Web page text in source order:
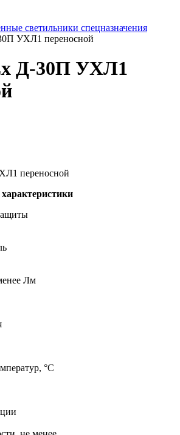
светильники спецназначения
УХЛ1 переносной
Д-30П УХЛ1
переносной
Лм
°С